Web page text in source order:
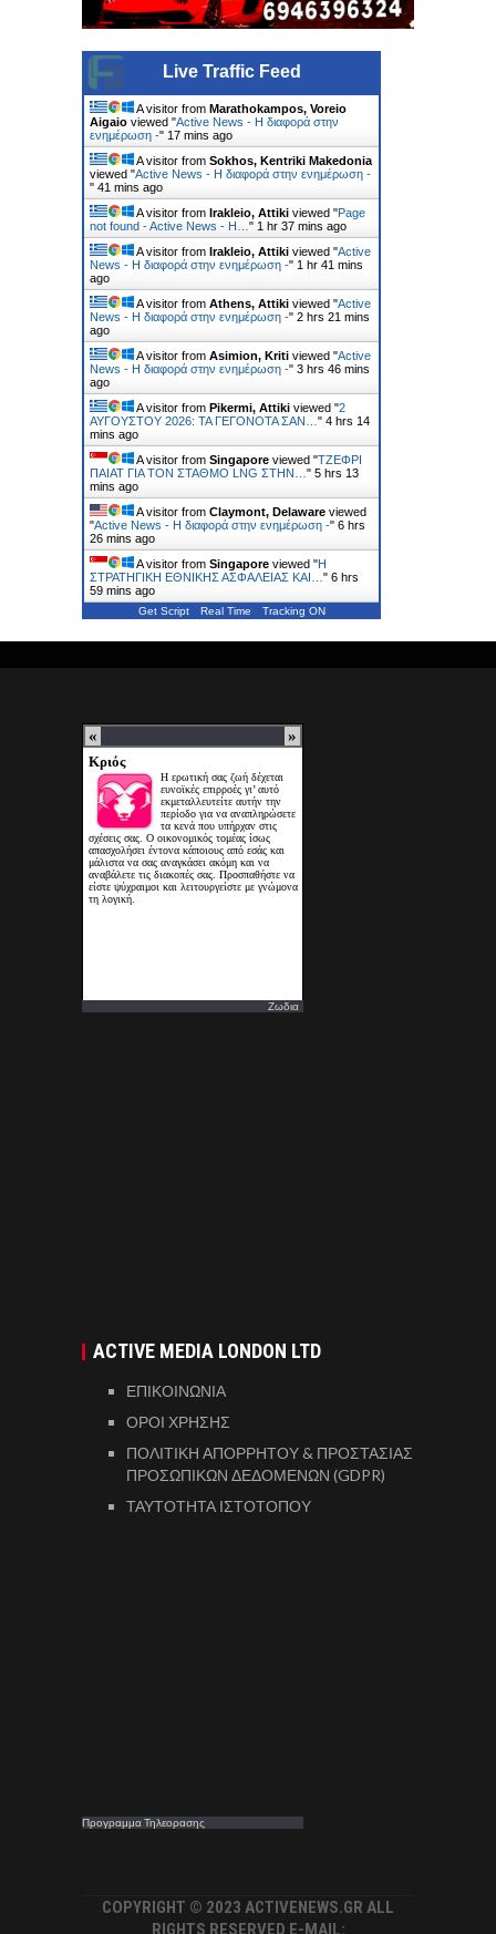
Live Traffic Feed
A visitor from Marathokampos, Voreio
Aigaio viewed "Active News - Η διαφορά στην
ενημέρωση -" 17 mins ago
A visitor from Sokhos, Kentriki Makedonia
viewed "Active News - Η διαφορά στην ενημέρωση -
" 41 mins ago
A visitor from Irakleio, Attiki viewed "Page
not found - Active News - Η… " 1 hr 37 mins ago
A visitor from Irakleio, Attiki viewed "Active
News - Η διαφορά στην ενημέρωση -" 1 hr 42 mins
ago
A visitor from Athens, Attiki viewed "Active
News - Η διαφορά στην ενημέρωση -" 2 hrs 21 mins
ago
A visitor from Asimion, Kriti viewed "Active
News - Η διαφορά στην ενημέρωση -" 3 hrs 46 mins
ago
A visitor from Pikermi, Attiki viewed "2
ΑΥΓΟΥΣΤΟΥ 2026: ΤΑ ΓΕΓΟΝΟΤΑ ΣΑΝ… " 4 hrs 14
mins ago
A visitor from Singapore viewed "ΤΖΕΦΡΙ
ΠΑΙΑΤ ΓΙΑ ΤΟΝ ΣΤΑΘΜΟ LNG ΣΤΗΝ… " 5 hrs 13
mins ago
A visitor from Claymont, Delaware viewed
"Active News - Η διαφορά στην ενημέρωση -" 6 hrs
26 mins ago
A visitor from Singapore viewed "Η
ΣΤΡΑΤΗΓΙΚΗ ΕΘΝΙΚΗΣ ΑΣΦΑΛΕΙΑΣ ΚΑΙ… " 6 hrs
59 mins ago
Get Script Real Time Tracking ON
Ζωδια
ACTIVE MEDIA LONDON LTD
ΕΠΙΚΟΙΝΩΝΙΑ
ΟΡΟΙ ΧΡΗΣΗΣ
ΠΟΛΙΤΙΚΗ ΑΠΟΡΡΗΤΟΥ & ΠΡΟΣΤΑΣΙΑΣ
ΠΡΟΣΩΠΙΚΩΝ ΔΕΔΟΜΕΝΩΝ (GDPR)
ΤΑΥΤΟΤΗΤΑ ΙΣΤΟΤΟΠΟΥ
Προγραμμα Τηλεορασης
COPYRIGHT © 2023 ACTIVENEWS.GR ALL
RIGHTS RESERVED E-MAIL: